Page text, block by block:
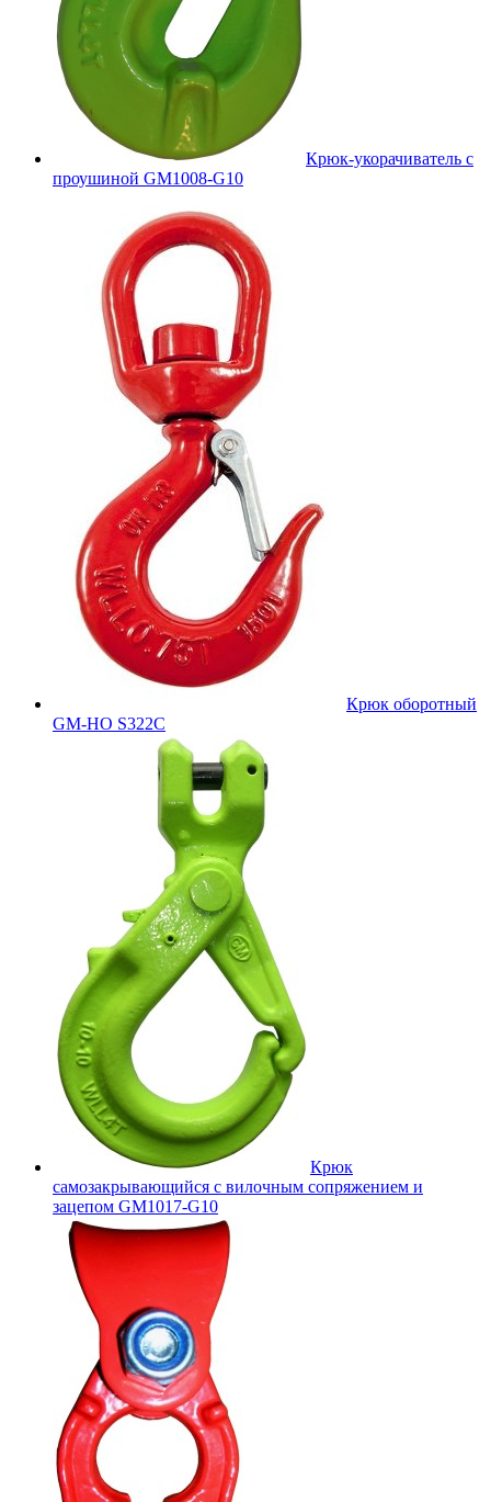
Крюк-укорачиватель с
проушиной GM1008-G10
Крюк оборотный
GM-HO S322C
Крюк
самозакрывающийся с вилочным сопряжением и
зацепом GM1017-G10